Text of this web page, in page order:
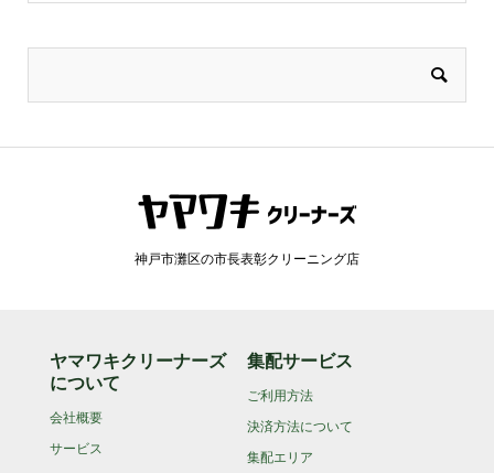
神戸市灘区の市長表彰クリーニング店
ヤマワキクリーナーズ
について
会社概要
サービス
集配サービス
ご利用方法
決済方法について
集配エリア